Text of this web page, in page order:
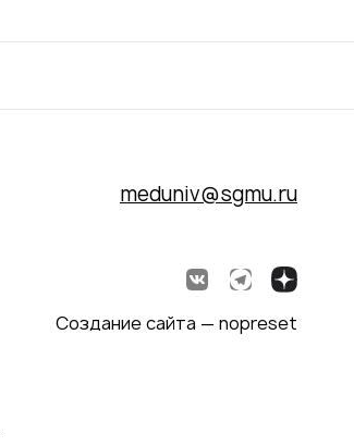
meduniv@sgmu.ru
Создание сайта — nopreset